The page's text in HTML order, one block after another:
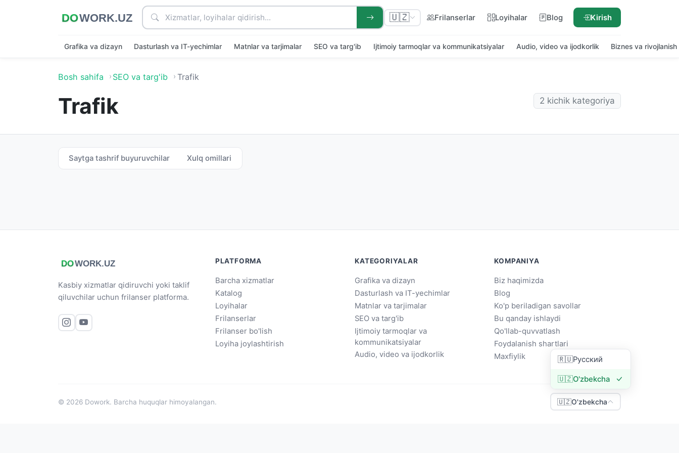
🇺🇿 Frilanserlar Loyihalar Blog Kirish
Grafika va dizayn Dasturlash va IT-yechimlar Matnlar va tarjimalar SEO va targ'ib Ijtimoiy tarmoqlar va kommunikatsiyalar Audio, video va ijodkorlik Biznes va rivojlanish
Bosh sahifa SEO va targ'ib Trafik
Trafik 2 kichik kategoriya
Saytga tashrif buyuruvchilar Xulq omillari
Kasbiy xizmatlar qidiruvchi yoki taklif
qiluvchilar uchun frilanser platforma.
PLATFORMA
Barcha xizmatlar
Katalog
Loyihalar
Frilanserlar
Frilanser bo'lish
Loyiha joylashtirish
KATEGORIYALAR
Grafika va dizayn
Dasturlash va IT-yechimlar
Matnlar va tarjimalar
SEO va targ'ib
Ijtimoiy tarmoqlar va
kommunikatsiyalar
Audio, video va ijodkorlik
KOMPANIYA
Biz haqimizda
Blog
Ko'p beriladigan savollar
Bu qanday ishlaydi
Qo'llab-quvvatlash
Foydalanish shartlari
Maxfiylik
© 2026 Dowork. Barcha huquqlar himoyalangan. 🇺🇿O'zbekcha
🇷🇺Русский
🇺🇿O'zbekcha